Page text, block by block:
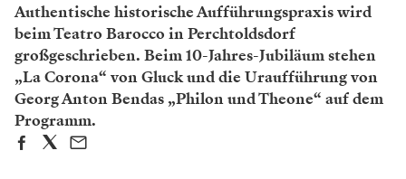
Authentische historische Aufführungspraxis wird
beim Teatro Barocco in Perchtoldsdorf
großgeschrieben. Beim 10-Jahres-Jubiläum stehen
„La Corona“ von Gluck und die Uraufführung von
Georg Anton Bendas „Philon und Theone“ auf dem
Programm.